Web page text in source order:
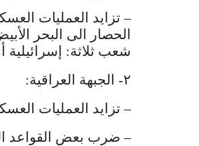
– تزايد العمليات
الحصار الى البحر
شعب ثلاثة: إسرائيلية
٢- الجبهة العراقية:
– تزايد العمليات
– ضرب بعض القواعد